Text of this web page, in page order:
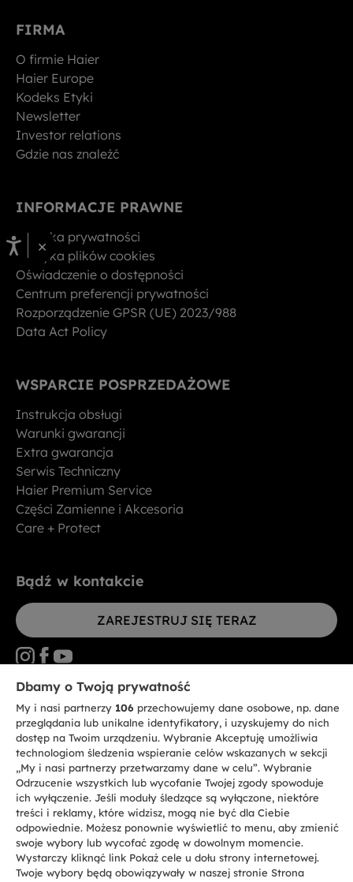
FIRMA
O firmie Haier
Haier Europe
Kodeks Etyki
Newsletter
Investor relations
Gdzie nas znaleźć
INFORMACJE PRAWNE
Polityka prywatności
Polityka plików cookies
Oświadczenie o dostępności
Centrum preferencji prywatności
Rozporządzenie GPSR (UE) 2023/988
Data Act Policy
WSPARCIE POSPRZEDAŻOWE
Instrukcja obsługi
Warunki gwarancji
Extra gwarancja
Serwis Techniczny
Haier Premium Service
Części Zamienne i Akcesoria
Care + Protect
Bądź w kontakcie
ZAREJESTRUJ SIĘ TERAZ
CANDY HOOVER GROUP S.r.I. - jednoosobowa sp. z.o.o. - SIEDZIBA
STATUTOWA: Via Comolli, 57 - 20861 Brugherio (MB) - Włochy -
SIEDZIBY ADMINISTRACYJNE: Via Privata Eden Fumagalli bez
nadanego numeru - 20861 Brugherio (MB) i Via Trento nr 20/A-22 - 20871
Vimercate (MB) - Włochy - Tel.: +39.039.2086.1 - Faks: +39.039.2086.237 -
Kapitał zakładowy 35.000.000,00 € wpłacony w całości - Kod identyfikacji
podatkowej i nr wpisu do Rejestru przedsiębiorstw dla rejonu Mediolan-
Monza-Brianza-Lodi 04666310158 - NIP 00786860965 - Numer wpisu do
Repertorium Ekonomiczno - Administracyjnego REA: MB-1033934 -
Autoryzacja IT AEOF 211870 - Spółka podlega zarządzaniu i koordynacji
Candy S.p.A.
PL / Polski
×
Dbamy o Twoją prywatność
My i nasi partnerzy 106 przechowujemy dane osobowe, np. dane
przeglądania lub unikalne identyfikatory, i uzyskujemy do nich
dostęp na Twoim urządzeniu. Wybranie Akceptuję umożliwia
technologiom śledzenia wspieranie celów wskazanych w sekcji
„My i nasi partnerzy przetwarzamy dane w celu”. Wybranie
Odrzucenie wszystkich lub wycofanie Twojej zgody spowoduje
ich wyłączenie. Jeśli moduły śledzące są wyłączone, niektóre
treści i reklamy, które widzisz, mogą nie być dla Ciebie
odpowiednie. Możesz ponownie wyświetlić to menu, aby zmienić
swoje wybory lub wycofać zgodę w dowolnym momencie.
Wystarczy kliknąć link Pokaż cele u dołu strony internetowej.
Twoje wybory będą obowiązywały w naszej stronie Strona